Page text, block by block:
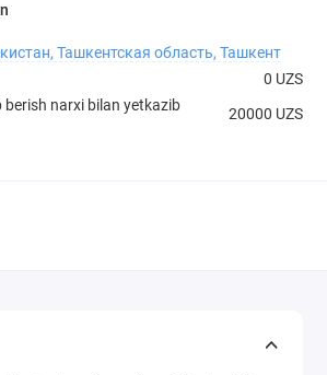
Ташкентская область, Ташкент
0 UZS
berish narxi bilan yetkazib
20000 UZS